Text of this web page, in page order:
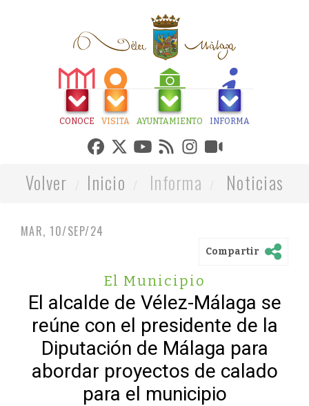
CONOCE VISITA AYUNTAMIENTO INFORMA
Volver Inicio Informa Noticias
MAR, 10/SEP/24
Compartir
El Municipio
El alcalde de Vélez-Málaga se
reúne con el presidente de la
Diputación de Málaga para
abordar proyectos de calado
para el municipio